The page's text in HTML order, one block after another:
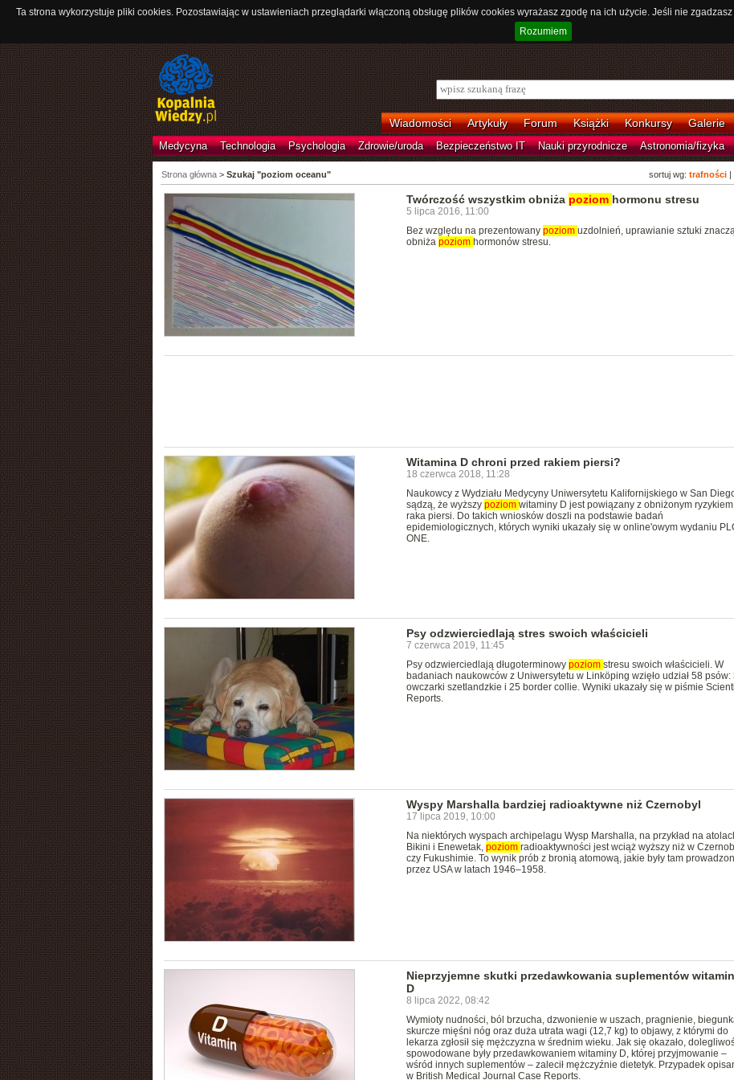
Ta strona wykorzystuje pliki cookies. Pozostawiając w ustawieniach przeglądarki włączoną obsługę plików cookies wyrażasz zgodę na ich użycie. Jeśli nie
Rozumiem
Wiadomości Artykuły Forum Książki Konkursy Galerie
Medycyna Technologia Psychologia Zdrowie/uroda Bezpieczeństwo IT Nauki przyrodnicze Astronomia/fizyka
sortuj wg: trafności|
Strona główna> Szukaj "poziom oceanu"
Twórczość wszystkim obniża poziom hormonu stresu
5 lipca 2016, 11:00
Bez względu na prezentowany poziom uzdolnień, uprawianie sztuki
obniża poziom hormonów stresu.
Witamina D chroni przed rakiem piersi?
18 czerwca 2018, 11:28
Naukowcy z Wydziału Medycyny Uniwersytetu Kalifornijskiego w San
sądzą, że wyższy poziom witaminy D jest powiązany z obniżonym ryzykiem
raka piersi. Do takich wniosków doszli na podstawie badań
epidemiologicznych, których wyniki ukazały się w online'owym wydaniu
ONE.
Psy odzwierciedlają stres swoich właścicieli
7 czerwca 2019, 11:45
Psy odzwierciedlają długoterminowy poziom stresu swoich właścicieli. W
badaniach naukowców z Uniwersytetu w Linköping wzięło udział 58 psów:
owczarki szetlandzkie i 25 border collie. Wyniki ukazały się w piśmie
Reports.
Wyspy Marshalla bardziej radioaktywne niż Czernobyl
17 lipca 2019, 10:00
Na niektórych wyspach archipelagu Wysp Marshalla, na przykład na
Bikini i Enewetak, poziom radioaktywności jest wciąż wyższy niż w
czy Fukushimie. To wynik prób z bronią atomową, jakie były tam
przez USA w latach 1946–1958.
Nieprzyjemne skutki przedawkowania suplementów
D
8 lipca 2022, 08:42
Wymioty nudności, ból brzucha, dzwonienie w uszach, pragnienie,
skurcze mięśni nóg oraz duża utrata wagi (12,7 kg) to objawy, z którymi do
lekarza zgłosił się mężczyzna w średnim wieku. Jak się okazało,
spowodowane były przedawkowaniem witaminy D, której przyjmowanie –
wśród innych suplementów – zalecił mężczyźnie dietetyk. Przypadek
w British Medical Journal Case Reports.